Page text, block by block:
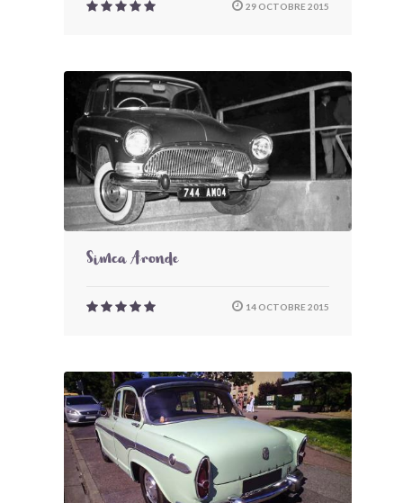
29 OCTOBRE 2015
Simca Aronde
14 OCTOBRE 2015